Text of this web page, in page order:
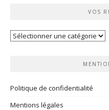
VOS
Vos
Politique de confidentialité
Mentions légales